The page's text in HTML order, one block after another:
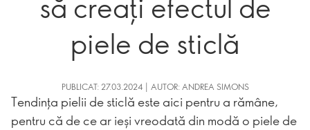
piele de sticlă
PUBLICAT: 27.03.2024 | AUTOR: ANDREA SIMONS
Tendința pielii de sticlă este aici pentru a rămâne,
pentru că de ce ar ieși vreodată din modă o piele de